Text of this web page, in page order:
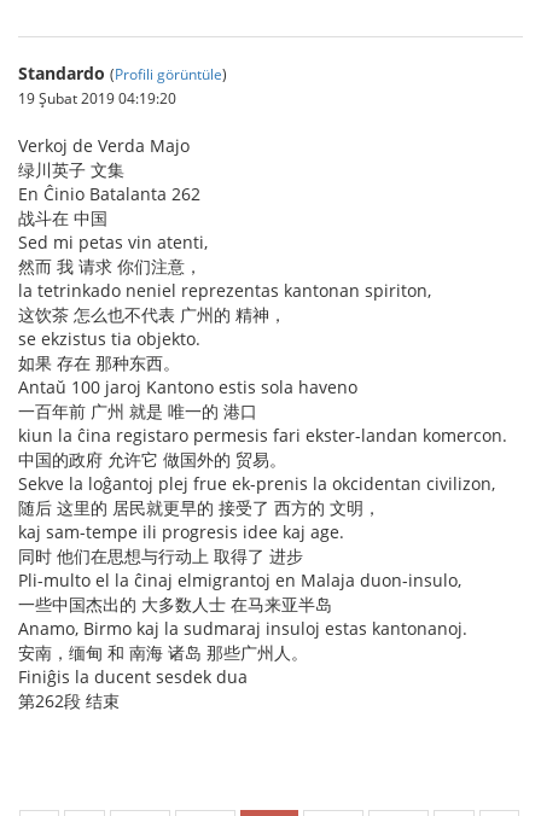
Standardo (Profili görüntüle)
19 Şubat 2019 04:19:20
Verkoj de Verda Majo
绿川英子 文集
En Ĉinio Batalanta 262
战斗在 中国
Sed mi petas vin atenti,
然而 我 请求 你们注意，
la tetrinkado neniel reprezentas kantonan spiriton,
这饮茶 怎么也不代表 广州的 精神，
se ekzistus tia objekto.
如果 存在 那种东西。
Antaŭ 100 jaroj Kantono estis sola haveno
一百年前 广州 就是 唯一的 港口
kiun la ĉina registaro permesis fari ekster-landan komercon.
中国的政府 允许它 做国外的 贸易。
Sekve la loĝantoj plej frue ek-prenis la okcidentan civilizon,
随后 这里的 居民就更早的 接受了 西方的 文明，
kaj sam-tempe ili progresis idee kaj age.
同时 他们在思想与行动上 取得了 进步
Pli-multo el la ĉinaj elmigrantoj en Malaja duon-insulo,
一些中国杰出的 大多数人士 在马来亚半岛
Anamo, Birmo kaj la sudmaraj insuloj estas kantonanoj.
安南，缅甸 和 南海 诸岛 那些广州人。
Finiĝis la ducent sesdek dua
第262段 结束